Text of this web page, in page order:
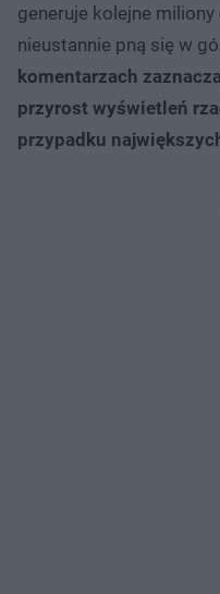
generuje kolejne
nieustannie pną się w
komentarzach
przyrost wyświetleń
przypadku